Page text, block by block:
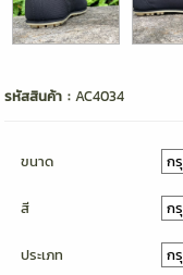
รหัสสินค้า :AC4034
ขนาด
สี
ประเภท